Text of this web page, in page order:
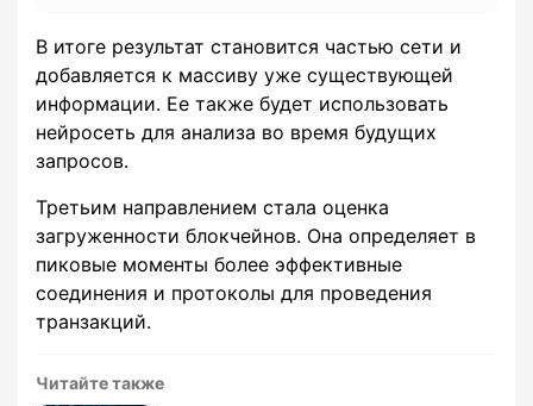
В итоге результат становится частью сети и
добавляется к массиву уже существующей
информации. Ее также будет использовать
нейросеть для анализа во время будущих
запросов.
Третьим направлением стала оценка
загруженности блокчейнов. Она определяет в
пиковые моменты более эффективные
соединения и протоколы для проведения
транзакций.
Читайте также